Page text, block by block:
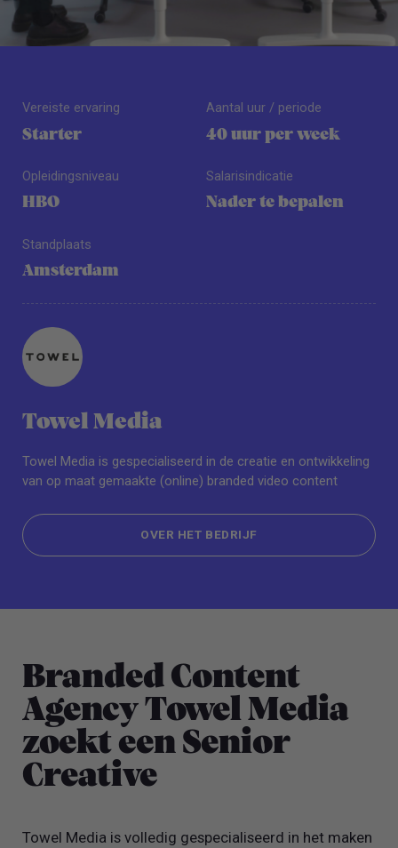
Vereiste ervaring
Starter
Opleidingsniveau
HBO
Standplaats
Amsterdam
Aantal uur / periode
40 uur per week
Salarisindicatie
Nader te bepalen
Towel Media
Towel Media is gespecialiseerd in de creatie en ontwikkeling
van op maat gemaakte (online) branded video content
OVER HET BEDRIJF
Branded Content
Agency Towel Media
zoekt een Senior
Creative
Towel Media is volledig gespecialiseerd in het maken